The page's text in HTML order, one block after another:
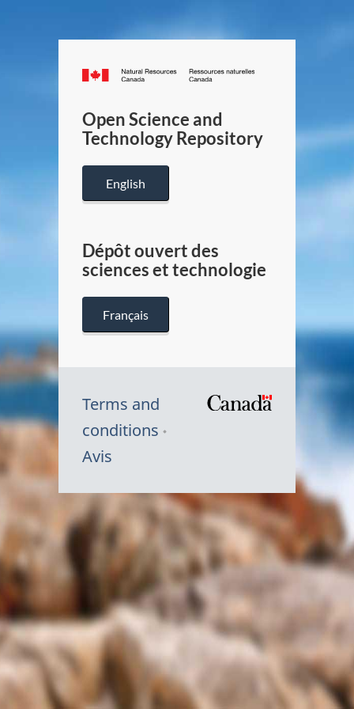
Canada.ca
/
Canada
Open Science and
Technology Repository
English
Dépôt ouvert des
sciences et technologie
Français
Terms and
conditions
Avis
Symbole
du
Canada